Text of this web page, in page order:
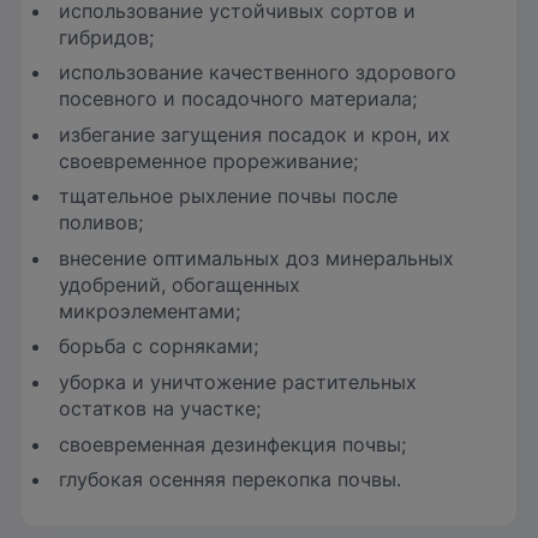
использование устойчивых сортов и
гибридов;
использование качественного здорового
посевного и посадочного материала;
избегание загущения посадок и крон, их
своевременное прореживание;
тщательное рыхление почвы после
поливов;
внесение оптимальных доз минеральных
удобрений, обогащенных
микроэлементами;
борьба с сорняками;
уборка и уничтожение растительных
остатков на участке;
своевременная дезинфекция почвы;
глубокая осенняя перекопка почвы.